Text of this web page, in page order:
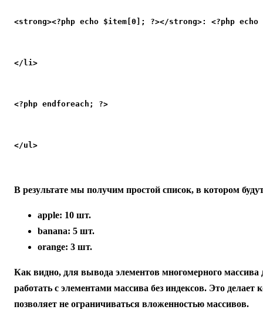
<strong><?php echo $item[0]; ?></strong>: <?php
</li>
<?php endforeach; ?>
</ul>
В результате мы получим простой список, в котором
apple: 10 шт.
banana: 5 шт.
orange: 3 шт.
Как видно, для вывода элементов многомерного массива
работать с элементами массива без индексов. Это
позволяет не ограничиваться вложенностью массивов.